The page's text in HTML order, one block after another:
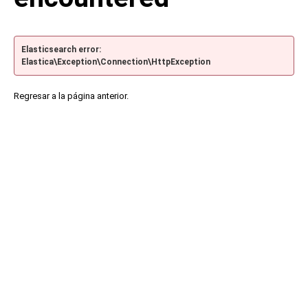
Elasticsearch error:
Elastica\Exception\Connection\HttpException
Regresar a la página anterior.